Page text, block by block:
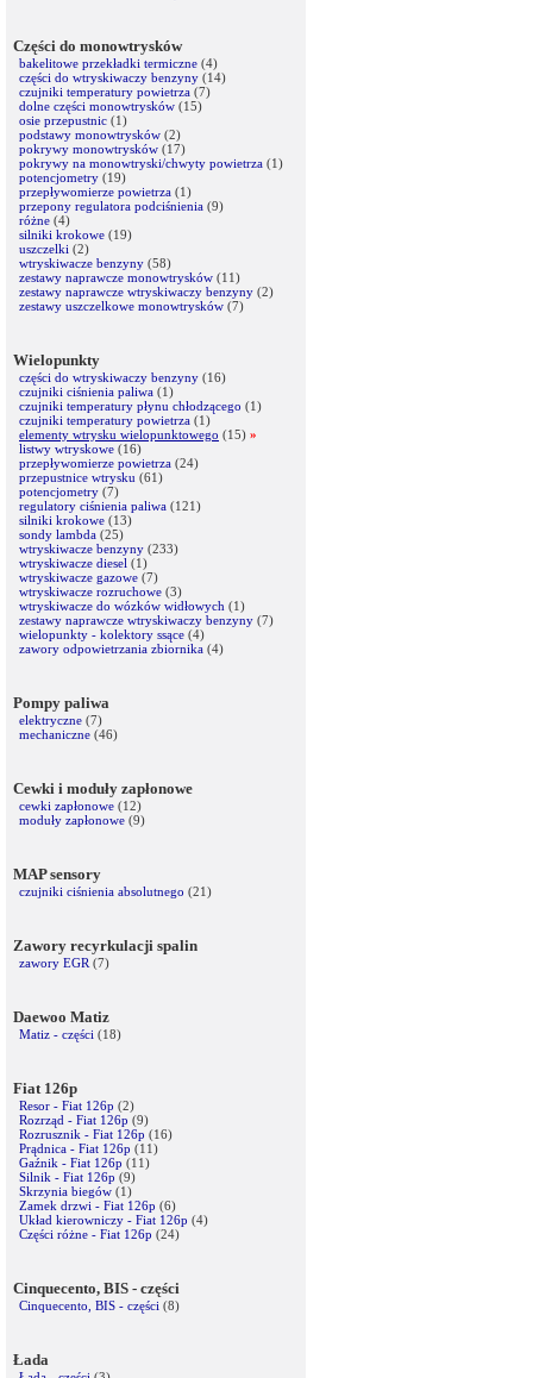
Części do monowtrysków
bakelitowe przekładki termiczne (4)
części do wtryskiwaczy benzyny (14)
czujniki temperatury powietrza (7)
dolne części monowtrysków (15)
osie przepustnic (1)
podstawy monowtrysków (2)
pokrywy monowtrysków (17)
pokrywy na monowtryski/chwyty powietrza (1)
potencjometry (19)
przepływomierze powietrza (1)
przepony regulatora podciśnienia (9)
różne (4)
silniki krokowe (19)
uszczelki (2)
wtryskiwacze benzyny (58)
zestawy naprawcze monowtrysków (11)
zestawy naprawcze wtryskiwaczy benzyny (2)
zestawy uszczelkowe monowtrysków (7)
Wielopunkty
części do wtryskiwaczy benzyny (16)
czujniki ciśnienia paliwa (1)
czujniki temperatury płynu chłodzącego (1)
czujniki temperatury powietrza (1)
elementy wtrysku wielopunktowego (15) »
listwy wtryskowe (16)
przepływomierze powietrza (24)
przepustnice wtrysku (61)
potencjometry (7)
regulatory ciśnienia paliwa (121)
silniki krokowe (13)
sondy lambda (25)
wtryskiwacze benzyny (233)
wtryskiwacze diesel (1)
wtryskiwacze gazowe (7)
wtryskiwacze rozruchowe (3)
wtryskiwacze do wózków widłowych (1)
zestawy naprawcze wtryskiwaczy benzyny (7)
wielopunkty - kolektory ssące (4)
zawory odpowietrzania zbiornika (4)
Pompy paliwa
elektryczne (7)
mechaniczne (46)
Cewki i moduły zapłonowe
cewki zapłonowe (12)
moduły zapłonowe (9)
MAP sensory
czujniki ciśnienia absolutnego (21)
Zawory recyrkulacji spalin
zawory EGR (7)
Daewoo Matiz
Matiz - części (18)
Fiat 126p
Resor - Fiat 126p (2)
Rozrząd - Fiat 126p (9)
Rozrusznik - Fiat 126p (16)
Prądnica - Fiat 126p (11)
Gaźnik - Fiat 126p (11)
Silnik - Fiat 126p (9)
Skrzynia biegów (1)
Zamek drzwi - Fiat 126p (6)
Układ kierowniczy - Fiat 126p (4)
Części różne - Fiat 126p (24)
Cinquecento, BIS - części
Cinquecento, BIS - części (8)
Łada